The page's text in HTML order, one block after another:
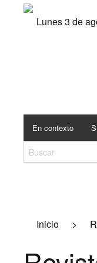
Lunes 3 de
En contexto
Inicio >